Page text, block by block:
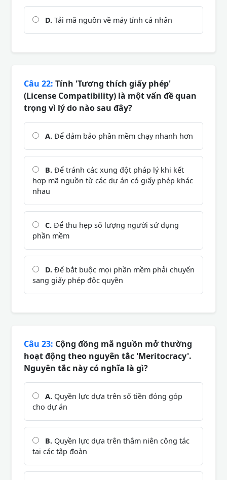
D. Tải mã nguồn về máy tính cá nhân
Câu 22: Tính 'Tương thích giấy phép'
(License Compatibility) là một vấn đề quan
trọng vì lý do nào sau đây?
A. Để đảm bảo phần mềm chạy nhanh hơn
B. Để tránh các xung đột pháp lý khi kết
hợp mã nguồn từ các dự án có giấy phép khác
nhau
C. Để thu hẹp số lượng người sử dụng
phần mềm
D. Để bắt buộc mọi phần mềm phải chuyển
sang giấy phép độc quyền
Câu 23: Cộng đồng mã nguồn mở thường
hoạt động theo nguyên tắc 'Meritocracy'.
Nguyên tắc này có nghĩa là gì?
A. Quyền lực dựa trên số tiền đóng góp
cho dự án
B. Quyền lực dựa trên thâm niên công tác
tại các tập đoàn